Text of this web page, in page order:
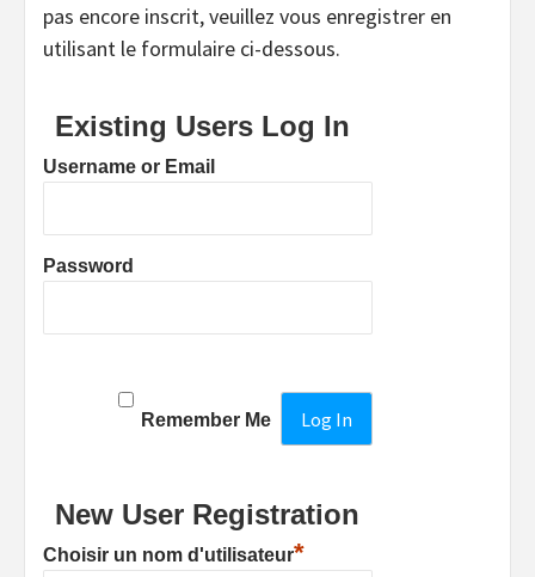
pas encore inscrit, veuillez vous enregistrer en
utilisant le formulaire ci-dessous.
Existing Users Log In
Username or Email
Password
Remember Me
New User Registration
Choisir un nom d'utilisateur*